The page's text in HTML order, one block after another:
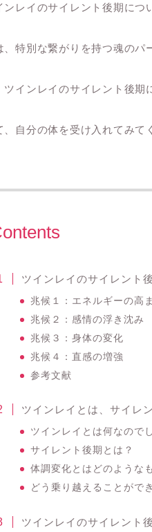
ンレイのサイレント後期につ
、特別な繋がりを持つ魂のパ
ツインレイのサイレント後期
自分の体を受け入れてみて
ツインレイのサイレント
兆候１：エネルギーの高
兆候２：感情の浮き沈み
兆候３：身体の変化
兆候４：直感の増強
参考文献
ツインレイとは、サイレ
ツインレイとは何なので
サイレント後期とは？
体調変化とはどのような
どう乗り越えることがで
ツインレイのサイレント